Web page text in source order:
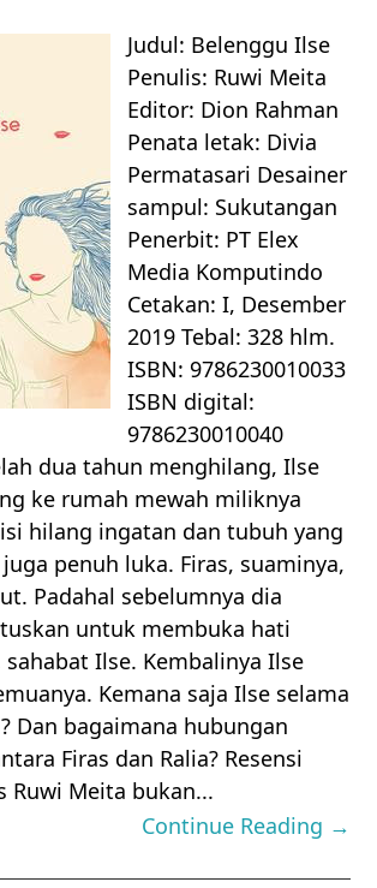
Judul: Belenggu Ilse
Penulis: Ruwi Meita
Editor: Dion Rahman
Penata letak: Divia
Permatasari Desainer
sampul: Sukutangan
Penerbit: PT Elex
Media Komputindo
Cetakan: I, Desember
2019 Tebal: 328 hlm.
ISBN: 9786230010033
ISBN digital:
9786230010040
dua tahun menghilang, Ilse
ke rumah mewah miliknya
hilang ingatan dan tubuh yang
penuh luka. Firas, suaminya,
Padahal sebelumnya dia
untuk membuka hati
sahabat Ilse. Kembalinya Ilse
Kemana saja Ilse selama
Dan bagaimana hubungan
Firas dan Ralia? Resensi
Ruwi Meita bukan...
Continue Reading →